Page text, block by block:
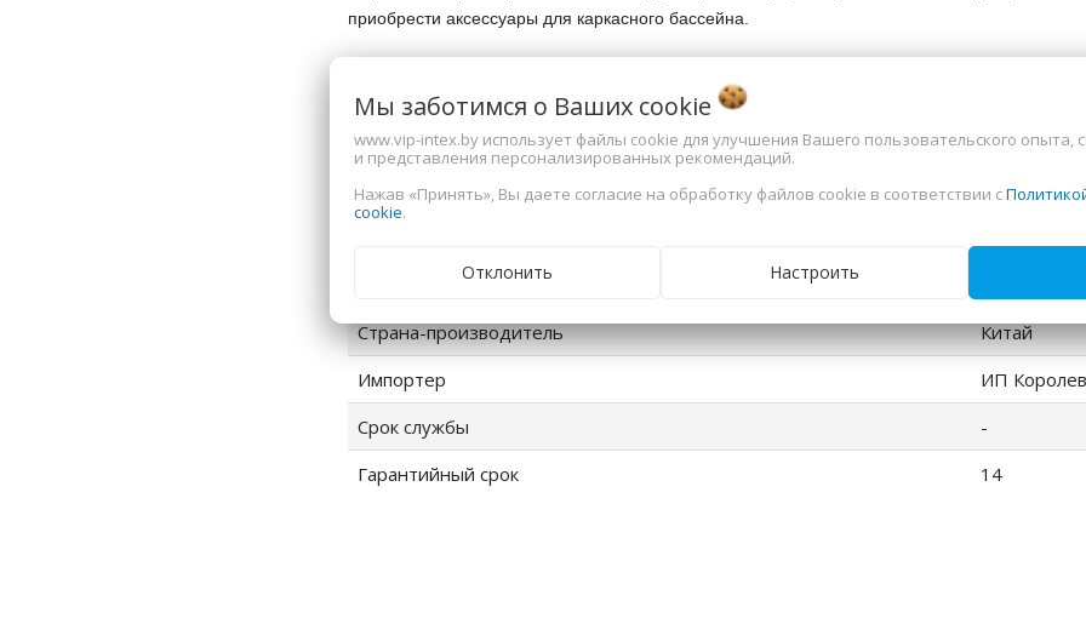
приобрести аксессуары для каркасного бассейна.
Объем:4 485 л.
Вес:20,2 кг.
Размер упаковки:31 х 31 х 89 см
В комплекте:
Характеристики
Страна-производитель
Китай
Импортер
ИП
Срок службы
-
Гарантийный срок
14
Мы заботимся о Ваших cookie
www.vip-intex.by использует файлы cookie для улучшения Вашего пользовательского опыта,
и представления персонализированных рекомендаций.
Нажав «Принять», Вы даете согласие на обработку файлов cookie в соответствии с
cookie.
Отклонить Настроить